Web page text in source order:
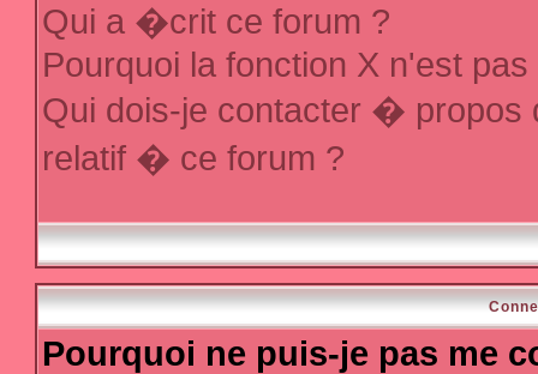
Qui a �crit ce forum ?
Pourquoi la fonction X n'est
Qui dois-je contacter �
relatif � ce forum ?
Pourquoi ne puis-je pas me